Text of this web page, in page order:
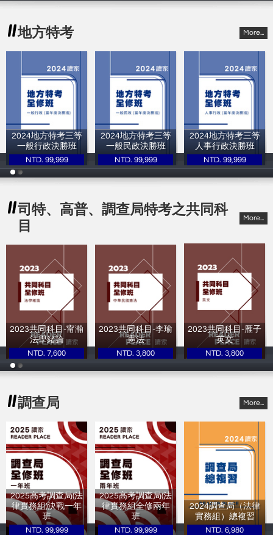
地方特考 More...
2024地方特考三等
一般行政決勝班
讀家補習班
NTD. 99,999
2024地方特考三等
一般民政決勝班
讀家補習班
NTD. 99,999
2024地方特考三等
人事行政決勝班
讀家補習班
NTD. 99,999
司特、高普、調查局特考之共同科
目
More...
2023共同科目-甯瀚
法學緒論
甯瀚
NTD. 7,600
2023共同科目-李瑜
憲法
李瑜
NTD. 3,800
2023共同科目-雁子
英文
雁子
NTD. 3,800
調查局 More...
2025高考調查局(法
律實務組)決戰一年
班
NTD. 99,999
2025高考調查局(法
律實務組全修兩年
班
NTD. 99,999
2024調查局（法律
實務組）總複習
NTD. 6,980